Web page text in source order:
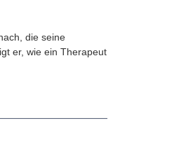
die seine
er, wie ein Therapeut